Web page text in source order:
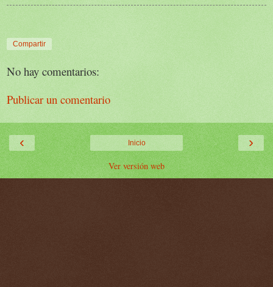
Compartir
No hay comentarios:
Publicar un comentario
‹ ›
Inicio
Ver versión web